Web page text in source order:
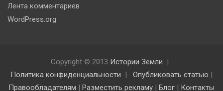
Лента комментариев
WordPress.org
Copyright © 2013 Истории Земли
Политика конфиденциальности
Опубликовать статью |
Правообладателям | Разместить рекламу | Блог | Контакты